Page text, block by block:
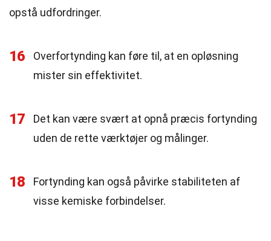
opstå udfordringer.
16
Overfortynding kan føre til, at en opløsning
mister sin effektivitet.
17
Det kan være svært at opnå præcis fortynding
uden de rette værktøjer og målinger.
18
Fortynding kan også påvirke stabiliteten af
visse kemiske forbindelser.